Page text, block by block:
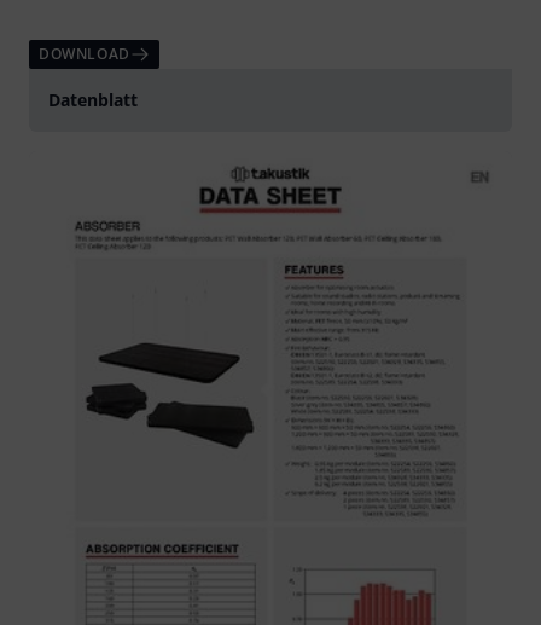
DOWNLOAD
Datenblatt